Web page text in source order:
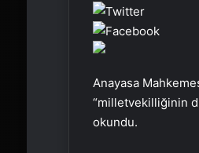
Anayasa
“milletvekilliğinin
okundu.